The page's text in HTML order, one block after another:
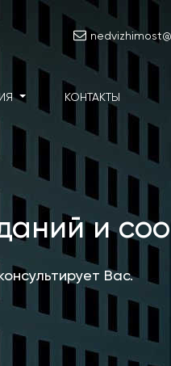
КОНТАКТЫ
и
Вас.